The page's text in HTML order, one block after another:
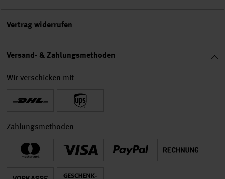
Vertrag widerrufen
Versand- & Zahlungsmethoden
Wir verschicken mit
Zahlungsmethoden